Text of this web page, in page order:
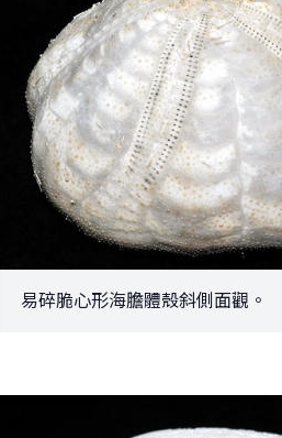
易碎脆心形海膽體殼斜側面觀。